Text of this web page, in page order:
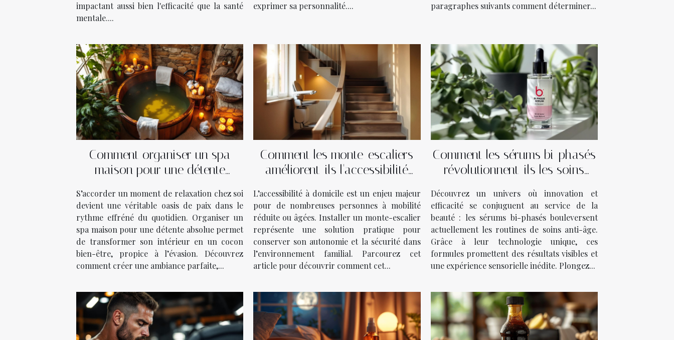
impactant aussi bien l'efficacité que la santé
mentale....
exprimer sa personnalité....
paragraphes suivants comment déterminer...
Comment organiser un spa
maison pour une détente
S’accorder un moment de relaxation chez soi
devient une véritable oasis de paix dans le
rythme effréné du quotidien. Organiser un
spa maison pour une détente absolue permet
de transformer son intérieur en un cocon
bien-être, propice à l’évasion. Découvrez
comment créer une ambiance parfaite,...
Comment les monte-escaliers
améliorent-ils l'accessibilité
L’accessibilité à domicile est un enjeu majeur
pour de nombreuses personnes à mobilité
réduite ou âgées. Installer un monte-escalier
représente une solution pratique pour
conserver son autonomie et la sécurité dans
l’environnement familial. Parcourez cet
article pour découvrir comment cet...
Comment les sérums bi-phasés
révolutionnent-ils les soins
Découvrez un univers où innovation et
efficacité se conjuguent au service de la
beauté : les sérums bi-phasés bouleversent
actuellement les routines de soins anti-âge.
Grâce à leur technologie unique, ces
formules promettent des résultats visibles et
une expérience sensorielle inédite. Plongez...